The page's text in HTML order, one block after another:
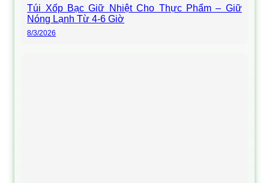
Túi Xốp Bạc Giữ Nhiệt Cho Thực Phẩm – Giữ
Nóng Lạnh Từ 4-6 Giờ
8/3/2026